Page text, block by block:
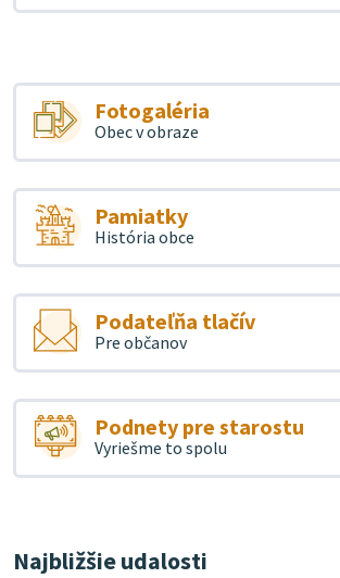
Fotogaléria
Obec v obraze
Pamiatky
História obce
Podateľňa tlačív
Pre občanov
Podnety pre starostu
Vyriešme to spolu
Najbližšie udalosti